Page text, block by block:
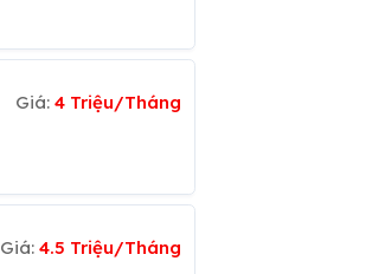
Giá:4 Triệu/Tháng
Giá:4.5 Triệu/Tháng